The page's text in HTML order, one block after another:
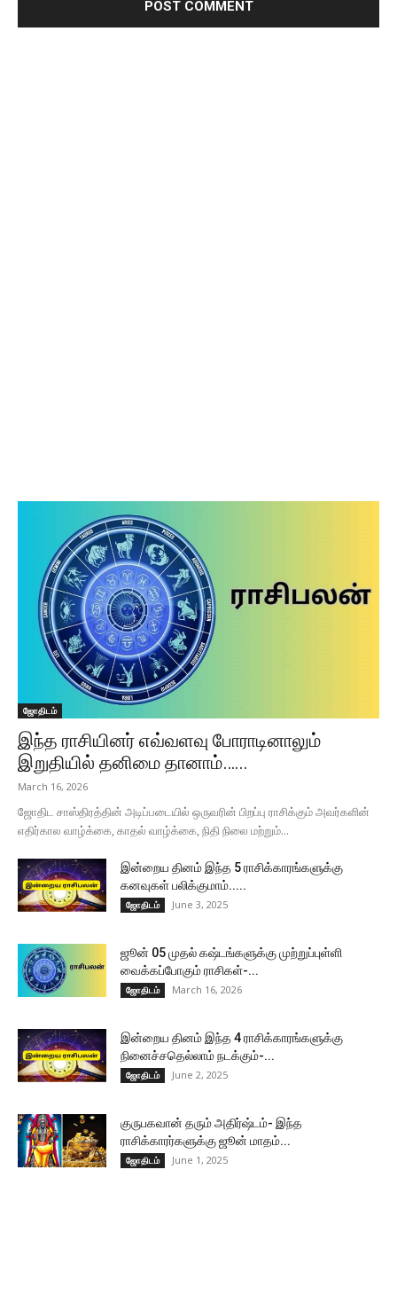
ஜோதிடம்
இந்த ராசியினர் எவ்வளவு போராடினாலும்
இறுதியில் தனிமை தானாம்…...
March 16, 2026
ஜோதிட சாஸ்திரத்தின் அடிப்படையில் ஒருவரின் பிறப்பு ராசிக்கும் அவர்களின்
எதிர்கால வாழ்க்கை, காதல் வாழ்க்கை, நிதி நிலை மற்றும்...
இன்றைய தினம் இந்த 5 ராசிக்காரங்களுக்கு
கனவுகள் பலிக்குமாம்.....
ஜோதிடம் June 3, 2025
ஜூன் 05 முதல் கஷ்டங்களுக்கு முற்றுப்புள்ளி
வைக்கப்போகும் ராசிகள்-...
ஜோதிடம் March 16, 2026
இன்றைய தினம் இந்த 4 ராசிக்காரங்களுக்கு
நினைச்சதெல்லாம் நடக்கும்-...
ஜோதிடம் June 2, 2025
குருபகவான் தரும் அதிர்ஷ்டம்- இந்த
ராசிக்காரர்களுக்கு ஜூன் மாதம்...
ஜோதிடம் June 1, 2025